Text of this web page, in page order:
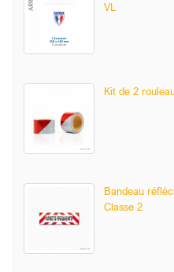
VL
Kit de 2
Bandeau
Classe 2